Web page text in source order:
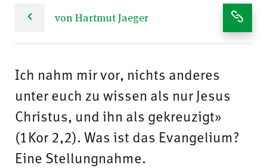
von Hartmut Jaeger
Ich nahm mir vor, nichts anderes
unter euch zu wissen als nur Jesus
Christus, und ihn als gekreuzigt»
(1Kor 2,2). Was ist das Evangelium?
Eine Stellungnahme.